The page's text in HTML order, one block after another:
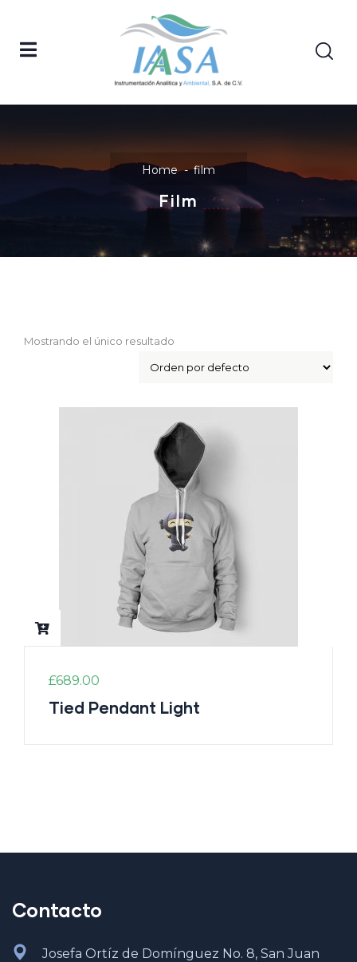
Home film
Film
Mostrando el único resultado
£689.00
Tied Pendant Light
Contacto
Josefa Ortíz de Domínguez No. 8, San Juan